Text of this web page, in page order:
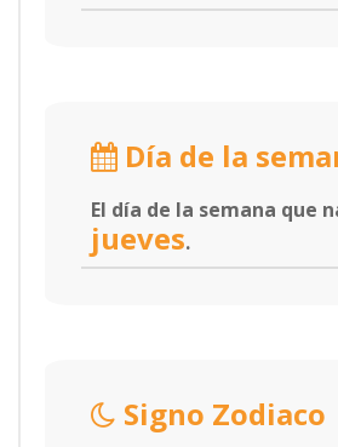
Día de la
El día de la semana que
jueves.
Signo Zodiaco